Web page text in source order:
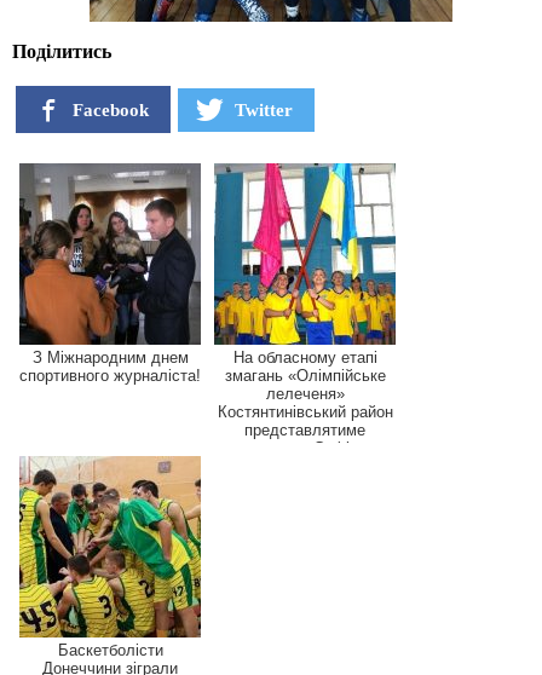
Поділитись
Facebook Twitter
З Міжнародним днем
спортивного журналіста!
На обласному етапі
змагань «Олімпійське
лелеченя»
Костянтинівський район
представлятиме
команда Софі...
Баскетболісти
Донеччини зіграли